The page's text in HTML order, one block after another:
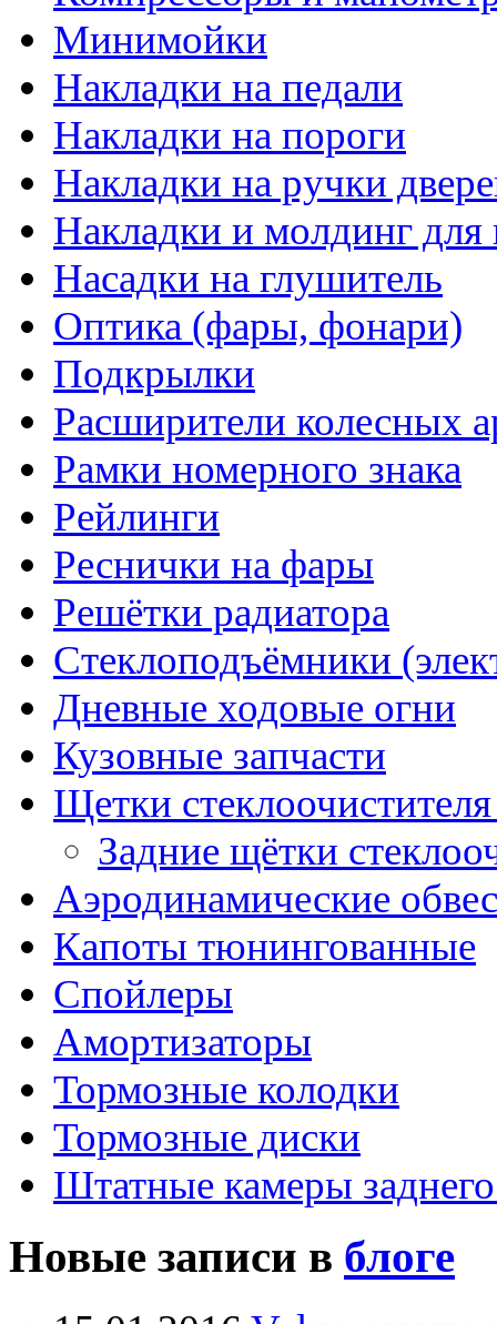
Минимойки
Накладки на педали
Накладки на пороги
Накладки на ручки
Накладки и молдинг для
Насадки на глушитель
Оптика (фары, фонари)
Подкрылки
Расширители колесных
Рамки номерного знака
Рейлинги
Реснички на фары
Решётки радиатора
Стеклоподъёмники
Дневные ходовые огни
Кузовные запчасти
Щетки
Задние щётки
Аэродинамические
Капоты тюнингованные
Спойлеры
Амортизаторы
Тормозные колодки
Тормозные диски
Штатные камеры
Новые записи в блоге